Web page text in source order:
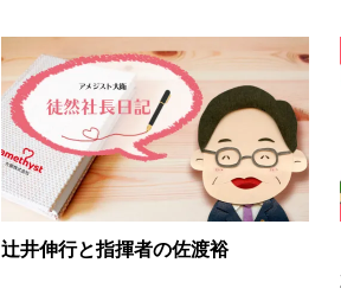
辻井伸行と指揮者の佐渡裕